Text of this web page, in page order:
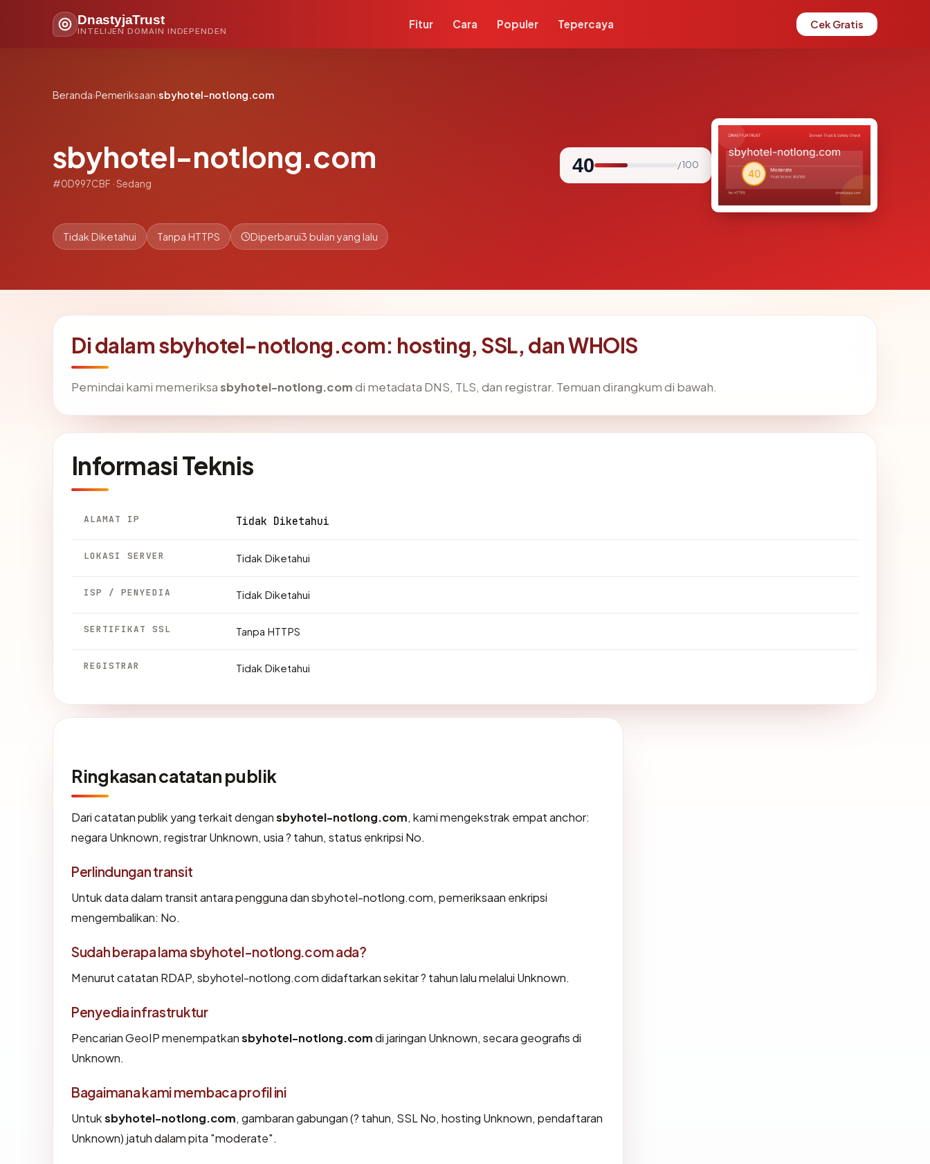
DnastyjaTrust
INTELIJEN DOMAIN INDEPENDEN
Fitur Cara Populer Tepercaya Cek Gratis
Beranda›Pemeriksaan›sbyhotel-notlong.com
sbyhotel-notlong.com
#0D997CBF · Sedang
40 / 100
Tidak Diketahui Tanpa HTTPS Diperbarui3 bulan yang lalu
Di dalam sbyhotel-notlong.com: hosting, SSL, dan WHOIS
Pemindai kami memeriksasbyhotel-notlong.comdi metadata DNS, TLS, dan registrar. Temuan dirangkum di bawah.
Informasi Teknis
ALAMAT IP Tidak Diketahui
LOKASI SERVER Tidak Diketahui
ISP / PENYEDIA Tidak Diketahui
SERTIFIKAT SSL Tanpa HTTPS
REGISTRAR Tidak Diketahui
Ringkasan catatan publik
Dari catatan publik yang terkait dengansbyhotel-notlong.com, kami mengekstrak empat anchor:
negara Unknown, registrar Unknown, usia ? tahun, status enkripsi No.
Perlindungan transit
Untuk data dalam transit antara pengguna dan sbyhotel-notlong.com, pemeriksaan enkripsi
mengembalikan: No.
Sudah berapa lama sbyhotel-notlong.com ada?
Menurut catatan RDAP, sbyhotel-notlong.com didaftarkan sekitar ? tahun lalu melalui Unknown.
Penyedia infrastruktur
Pencarian GeoIP menempatkansbyhotel-notlong.comdi jaringan Unknown, secara geografis di
Unknown.
Bagaimana kami membaca profil ini
Untuksbyhotel-notlong.com, gambaran gabungan (? tahun, SSL No, hosting Unknown, pendaftaran
Unknown) jatuh dalam pita "moderate".